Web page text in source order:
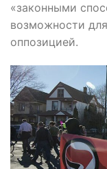
«законными
возможности
оппозицией.